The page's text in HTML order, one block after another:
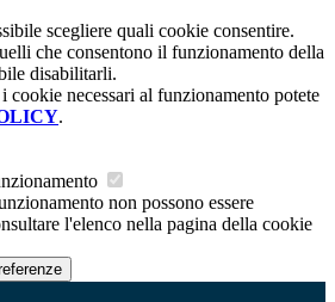
scegliere quali cookie consentire.
che consentono il funzionamento della
disabilitarli.
cookie necessari al funzionamento potete
.
non possono essere
l'elenco nella pagina della cookie